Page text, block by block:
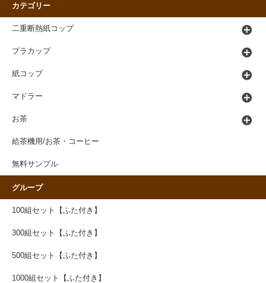
カテゴリー
二重断熱紙コップ
プラカップ
紙コップ
マドラー
お茶
給茶機用/お茶・コーヒー
無料サンプル
グループ
100組セット【ふた付き】
300組セット【ふた付き】
500組セット【ふた付き】
1000組セット【ふた付き】